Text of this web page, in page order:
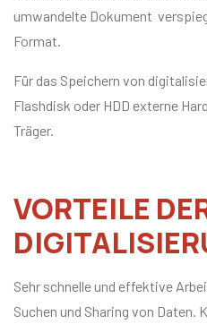
umwandelte Dokument
Format.
Für das Speichern von
Flashdisk oder HDD externe
Träger.
VORTEILE
Sehr schnelle und effektive
Suchen und Sharing von Daten.